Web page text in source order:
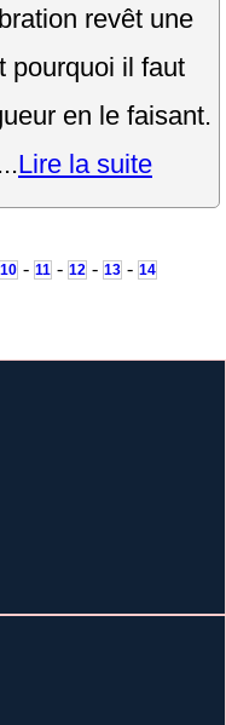
revêt une
pourquoi il faut
en le faisant.
Lire la suite
10 - 11 - 12 - 13 - 14